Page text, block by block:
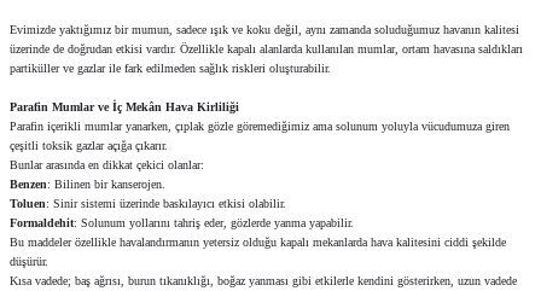
Evimizde yaktığımız bir mumun, sadece ışık ve koku değil, aynı zamanda soluduğumuz havanın kalitesi
üzerinde de doğrudan etkisi vardır. Özellikle kapalı alanlarda kullanılan mumlar, ortam havasına saldıkları
partiküller ve gazlar ile fark edilmeden sağlık riskleri oluşturabilir.
Parafin Mumlar ve İç Mekân Hava Kirliliği
Parafin içerikli mumlar yanarken, çıplak gözle göremediğimiz ama solunum yoluyla vücudumuza giren
çeşitli toksik gazlar açığa çıkarır.
Bunlar arasında en dikkat çekici olanlar:
Benzen: Bilinen bir kanserojen.
Toluen: Sinir sistemi üzerinde baskılayıcı etkisi olabilir.
Formaldehit: Solunum yollarını tahriş eder, gözlerde yanma yapabilir.
Bu maddeler özellikle havalandırmanın yetersiz olduğu kapalı mekanlarda hava kalitesini ciddi şekilde
düşürür.
Kısa vadede; baş ağrısı, burun tıkanıklığı, boğaz yanması gibi etkilerle kendini gösterirken, uzun vadede